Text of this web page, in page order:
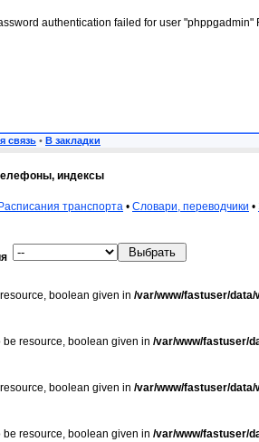
authentication failed for user
связь • В закладки
индексы
Расписания транспорта • Словари, переводчики •
boolean given in /var/www/fastuser/
resource, boolean given in /var/www/fastuser/
boolean given in /var/www/fastuser/
resource, boolean given in /var/www/fastuser/